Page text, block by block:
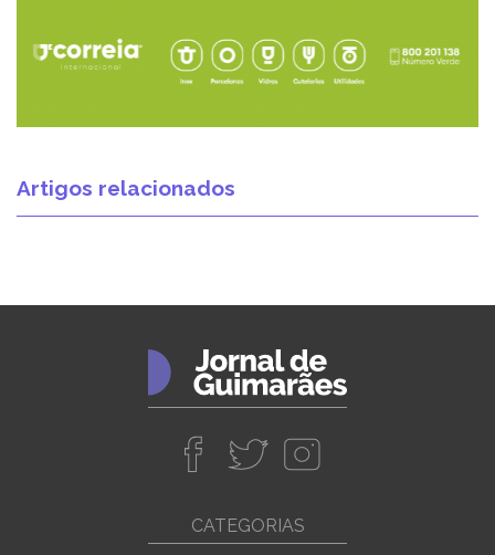
Artigos relacionados
CATEGORIAS